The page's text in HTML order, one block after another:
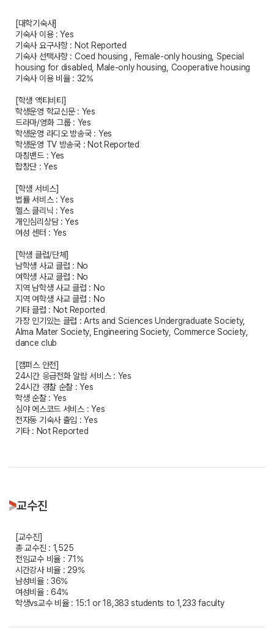
[대학기숙사]
기숙사 이용 : Yes
기숙사 요구사항 : Not Reported
기숙사 선택사항 : Coed housing , Female-only housing, Special
housing for disabled, Male-only housing, Cooperative housing
기숙사 이용 비율 : 32%
[학생 액티비티]
학생운영 학교신문 : Yes
드라마/영화 그룹 : Yes
학생운영 라디오 방송국 : Yes
학생운영 TV 방송국 : Not Reported
마칭밴드 : Yes
합창단 : Yes
[학생 서비스]
법률 서비스 : Yes
헬스 클리닉 : Yes
개인심리상담 : Yes
여성 센터 : Yes
[학생 클럽/단체]
남학생 사교 클럽 : No
여학생 사교 클럽 : No
지역 남학생 사교 클럽 : No
지역 여학생 사교 클럽 : No
기타 클럽 : Not Reported
가장 인기있는 클럽 : Arts and Sciences Undergraduate Society,
Alma Mater Society, Engineering Society, Commerce Society,
dance club
[캠퍼스 안전]
24시간 응급전화 알람 서비스 : Yes
24시간 경찰 순찰 : Yes
학생 순찰 : Yes
심야 에스코드 서비스 : Yes
전자동 기숙사 출입 : Yes
기타 : Not Reported
교수진
[교수진]
총 교수진 : 1,525
전임교수 비율 : 71%
시간강사 비율 : 29%
남성비율 : 36%
여성비율 : 64%
학생vs교수 비율 : 15:1 or 18,383 students to 1,233 faculty